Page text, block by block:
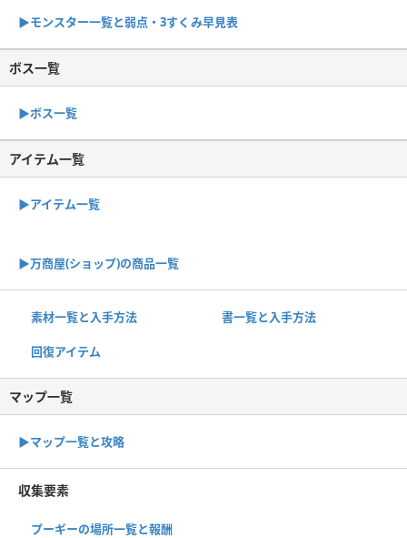
▶︎モンスター一覧と弱点・3すくみ早見表
ボス一覧
▶︎ボス一覧
アイテム一覧
▶アイテム一覧
▶︎万商屋(ショップ)の商品一覧
素材一覧と入手方法 書一覧と入手方法
回復アイテム
マップ一覧
▶︎マップ一覧と攻略
収集要素
プーギーの場所一覧と報酬